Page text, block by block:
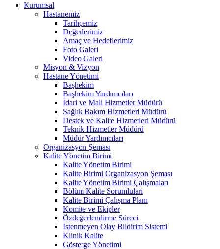
Kurumsal
Hastanemiz
Tarihçemiz
Değerlerimiz
Amaç ve Hedeflerimiz
Foto Galeri
Video Galeri
Misyon & Vizyon
Hastane Yönetimi
Başhekim
Başhekim Yardımcıları
İdari ve Mali Hizmetler Müdürü
Sağlık Bakım Hizmetleri Müdürü
Destek ve Kalite Hizmetleri Müdürü
Teknik Hizmetler Müdürü
Müdür Yardımcıları
Organizasyon Şeması
Kalite Yönetim Birimi
Kalite Yönetim Birimi
Kalite Birimi Organizasyon Şeması
Kalite Yönetim Birimi Çalışmaları
Bölüm Kalite Sorumluları
Kalite Birimi Çalışma Planı
Komite ve Ekipler
Özdeğerlendirme Süreci
İstenmeyen Olay Bildirim Sistemi
Klinik Kalite
Gösterge Yönetimi